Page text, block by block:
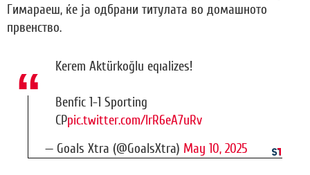
Гимараеш, ќе ја одбрани титулата во домашното
првенство.
Kerem Aktürkoğlu eqıalizes!
Benfic 1-1 Sporting
CPpic.twitter.com/IrR6eA7uRv
— Goals Xtra (@GoalsXtra) May 10, 2025